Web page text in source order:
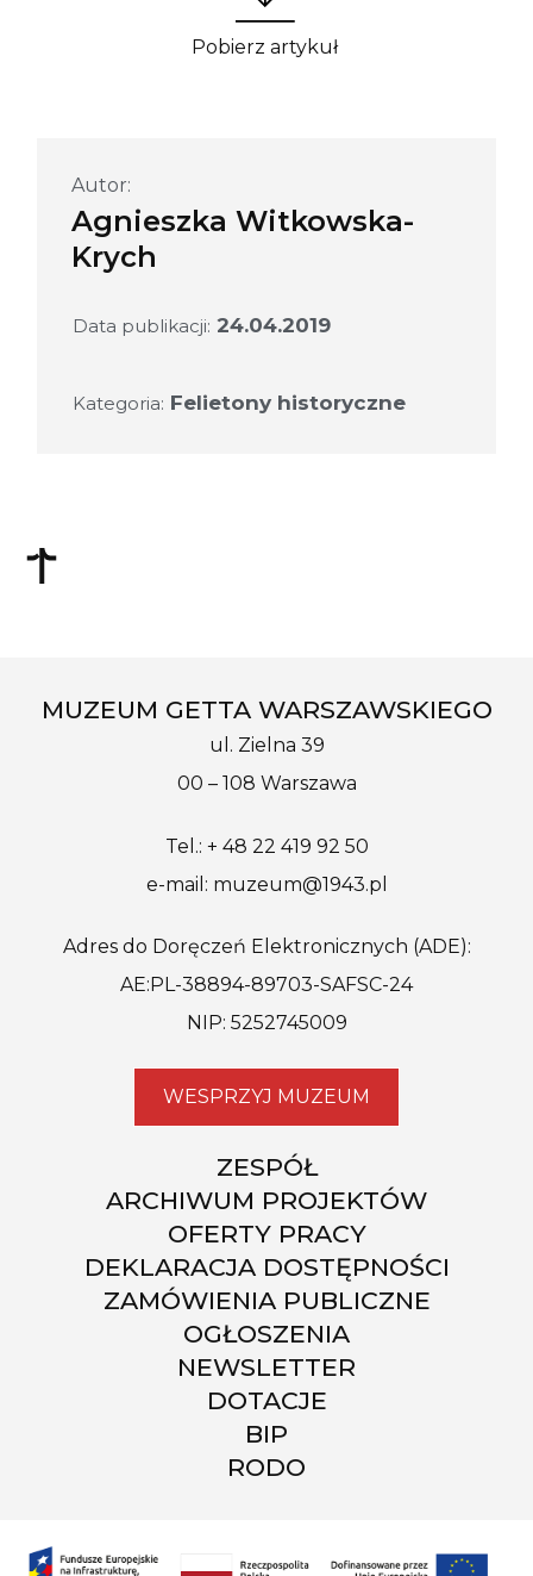
Pobierz artykuł
Autor:
Agnieszka Witkowska-
Krych
Data publikacji: 24.04.2019
Kategoria: Felietony historyczne
MUZEUM GETTA WARSZAWSKIEGO
ul. Zielna 39
00 – 108 Warszawa
Tel.: + 48 22 419 92 50
e-mail: muzeum@1943.pl
Adres do Doręczeń Elektronicznych (ADE):
AE:PL-38894-89703-SAFSC-24
NIP: 5252745009
WESPRZYJ MUZEUM
ZESPÓŁ
ARCHIWUM PROJEKTÓW
OFERTY PRACY
DEKLARACJA DOSTĘPNOŚCI
ZAMÓWIENIA PUBLICZNE
OGŁOSZENIA
NEWSLETTER
DOTACJE
BIP
RODO